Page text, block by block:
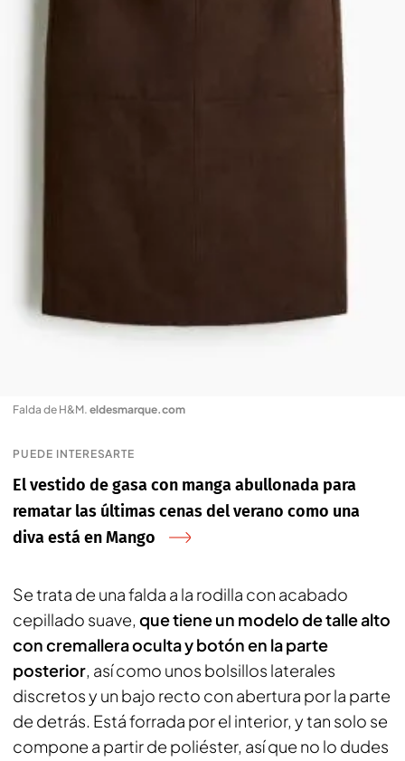
Falda de H&M. eldesmarque.com
PUEDE INTERESARTE
El vestido de gasa con manga abullonada para
rematar las últimas cenas del verano como una
diva está en Mango
Se trata de una falda a la rodilla con acabado
cepillado suave, que tiene un modelo de talle alto
con cremallera oculta y botón en la parte
posterior, así como unos bolsillos laterales
discretos y un bajo recto con abertura por la parte
de detrás. Está forrada por el interior, y tan solo se
compone a partir de poliéster, así que no lo dudes